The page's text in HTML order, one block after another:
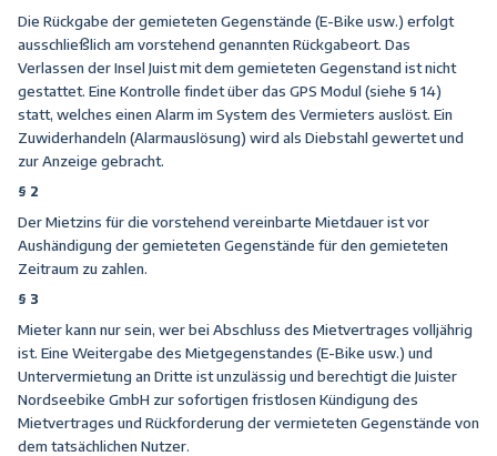
Die Rückgabe der gemieteten Gegenstände (E-Bike usw.) erfolgt
ausschließlich am vorstehend genannten Rückgabeort. Das
Verlassen der Insel Juist mit dem gemieteten Gegenstand ist nicht
gestattet. Eine Kontrolle findet über das GPS Modul (siehe § 14)
statt, welches einen Alarm im System des Vermieters auslöst. Ein
Zuwiderhandeln (Alarmauslösung) wird als Diebstahl gewertet und
zur Anzeige gebracht.
§ 2
Der Mietzins für die vorstehend vereinbarte Mietdauer ist vor
Aushändigung der gemieteten Gegenstände für den gemieteten
Zeitraum zu zahlen.
§ 3
Mieter kann nur sein, wer bei Abschluss des Mietvertrages volljährig
ist. Eine Weitergabe des Mietgegenstandes (E-Bike usw.) und
Untervermietung an Dritte ist unzulässig und berechtigt die Juister
Nordseebike GmbH zur sofortigen fristlosen Kündigung des
Mietvertrages und Rückforderung der vermieteten Gegenstände von
dem tatsächlichen Nutzer.